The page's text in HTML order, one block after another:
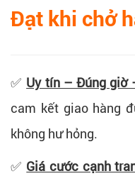
Đạt khi chở
✅ Uy tín – Đúng giờ
cam kết giao hàng
không hư hỏng.
✅ Giá cước cạnh